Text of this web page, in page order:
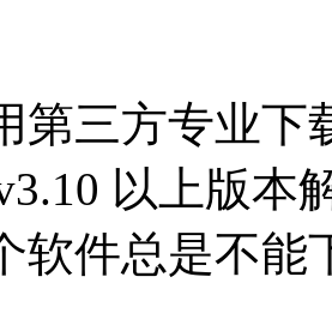
第三方专业下
以上版本
软件总是不能